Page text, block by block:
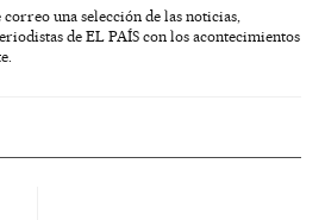
correo una selección de las noticias,
de EL PAÍS con los acontecimientos